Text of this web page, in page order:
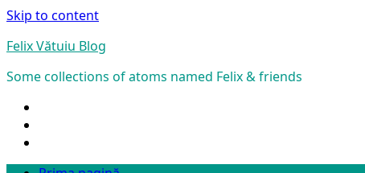
Skip to content
Felix Vătuiu Blog
Some collections of atoms named Felix & friends